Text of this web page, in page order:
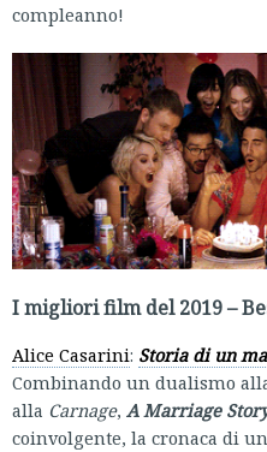
compleanno!
I migliori film del 2019 –
Alice Casarini: Storia di un
Combinando un dualismo
alla Carnage, A Marriage
coinvolgente, la cronaca di